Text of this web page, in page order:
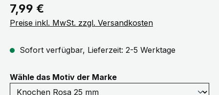
Regulärer Preis:
7,99 €
Preise inkl. MwSt. zzgl. Versandkosten
Sofort verfügbar, Lieferzeit: 2-5 Werktage
Wähle das Motiv der Markeauswählen